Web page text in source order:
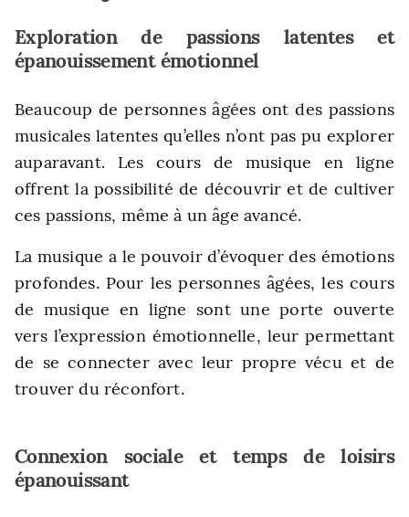
Exploration de passions latentes et
épanouissement émotionnel
Beaucoup de personnes âgées ont des passions
musicales latentes qu’elles n’ont pas pu explorer
auparavant. Les cours de musique en ligne
offrent la possibilité de découvrir et de cultiver
ces passions, même à un âge avancé.
La musique a le pouvoir d’évoquer des émotions
profondes. Pour les personnes âgées, les cours
de musique en ligne sont une porte ouverte
vers l’expression émotionnelle, leur permettant
de se connecter avec leur propre vécu et de
trouver du réconfort.
Connexion sociale et temps de loisirs
épanouissant